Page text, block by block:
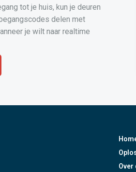
tot je huis, kun je deuren
delen met
je wilt naar realtime
Over